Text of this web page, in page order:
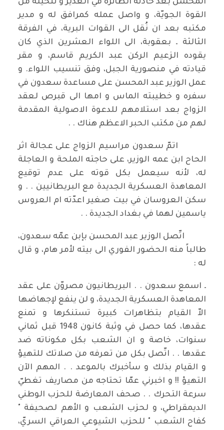
المحسن بعد حادثة الطائرة في الغدير و تنحيته من
القوة الجويّة، و واصل عمله كمرافق له و مدير
مكتبه بعد ان نُقل الى القوات البرية، في الفرقة
الثالثة ـ بعقوبة، الى اللواء العشرين الذي كان
يقوده الزعيم الركن عبد الكريم قاسم، و مقر
قيادته في منصورية الجبل، وفق تنسيب اللواء. و
عمل الوزير عبد المحسن على مساعدة سعدون في
سفره و خطيبته الماس و امها الى قبرص لعقد
الزواج بعد استلامهم للدعوة الاصولية المقدمة
لهم من مكتب الحبر الاعظم هناك . .
اتمّ سعدون مراسيم الزواج على عجالة اثر
الحاح ابن عمه الوزير، على حاجته الملحة و العاجلة
له، لأنه سيعمل بكل قوته على عدم توقيع
المعاهدة العسكرية الجديدة مع البريطانيين . . و
سكن العروسان في بيت صغير اعدّته ام العروس
ياسمين لهما في بغداد الجديدة . .
اتّصل الوزير عبد المحسن بإبن عمّه سعدون،
طالباً منه الحضور الفوري الى بيته لأمر هام، و قال
له :
ـ اسمع سعدون . . البريطانيون مصروّن على عقد
المعاهدة العسكرية الجديدة، و لن ينفع لإجهاضها
الاّ القيام بتظاهرات كبيرة تستنكرها و تمنع
عقدها، كما حصل في وثبة كانون 1948 قبل ثماني
سنوات، خاصة و ان الشعب بكل مكوناته ضد
عقدها . . اتّصل بكل من تعرفه من صلاتك للتهيؤ
و القيام بذلك و سأخبرك بالموعد . . المهم الآن
التهيؤ !! و اخبرني عمّا تحتاجه من مصاريف تغطيّ
سرعة التحرك . . صحف المعارضة للحزب الوطني
الديمقراطي، و لحزب الشعب و الأهم لصحيفة "
كفاح الشعب " للحزب الشيوعي العراقي السريّ،